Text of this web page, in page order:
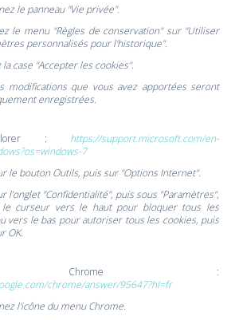
le panneau "Vie privée".
le menu "Règles de conservation" sur "Utiliser
personnalisés pour l'historique".
la case "Accepter les cookies".
modifications que vous avez apportées seront
enregistrées.
: https://support.microsoft.com/en-
7
le bouton Outils, puis sur "Options Internet".
l’onglet "Confidentialité", puis sous "Paramètres",
le curseur vers le haut pour bloquer tous les
vers le bas pour autoriser tous les cookies, puis
OK.
Chrome :
chrome/answer/95647?hl=fr
l'icône du menu Chrome.